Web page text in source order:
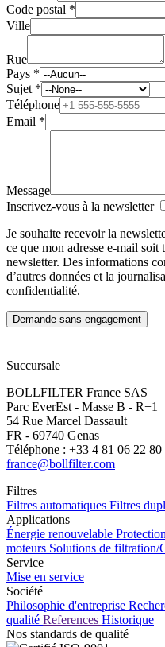
Code postal *
Ville
Rue
Pays *
Sujet *
Téléphone
Email *
Message
Inscrivez-vous à la newsletter
Je souhaite recevoir la
ce que mon adresse e-mail
newsletter. Des informations
d’autres données et la
confidentialité.
Succursale
BOLLFILTER France SAS
Parc EverEst - Masse B - R+1
54 Rue Marcel Dassault
FR - 69740 Genas
Téléphone : +33 4 81 06 22 80
france@bollfilter.com
Filtres
Filtres automatiques Filtres
Applications
Énergie renouvelable
moteurs Solutions de filtration/
Service
Mise en service
Société
Philosophie d'entreprise
qualité References Historique
Nos standards de qualité